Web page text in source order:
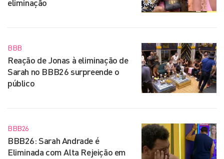
eliminação
BBB
Reação de Jonas à eliminação de
Sarah no BBB26 surpreende o
público
BBB26
BBB26: Sarah Andrade é
Eliminada com Alta Rejeição em